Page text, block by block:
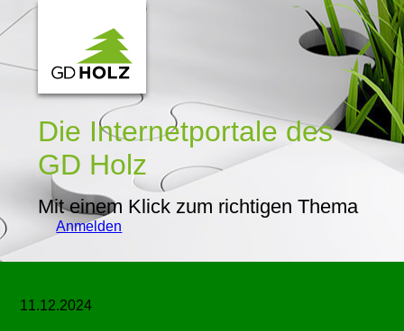
Die Internetportaledes
GD Holz
Mit einem Klick zum richtigen Thema
Anmelden
11.12.2024